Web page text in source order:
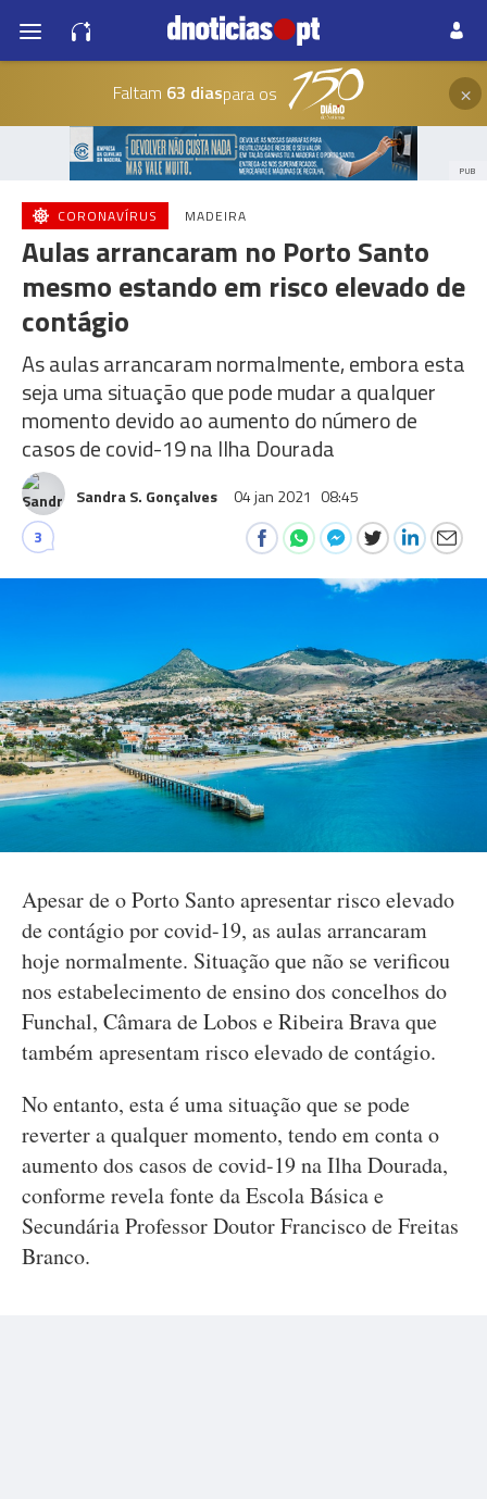
Faltam 63 diaspara os ×
PUB
CORONAVÍRUS MADEIRA
Aulas arrancaram no Porto Santo
mesmo estando em risco elevado de
contágio
As aulas arrancaram normalmente, embora esta
seja uma situação que pode mudar a qualquer
momento devido ao aumento do número de
casos de covid-19 na Ilha Dourada
Sandra S. Gonçalves 04 jan 2021 08:45
3
Apesar de o Porto Santo apresentar risco elevado
de contágio por covid-19, as aulas arrancaram
hoje normalmente. Situação que não se verificou
nos estabelecimento de ensino dos concelhos do
Funchal, Câmara de Lobos e Ribeira Brava que
também apresentam risco elevado de contágio.
No entanto, esta é uma situação que se pode
reverter a qualquer momento, tendo em conta o
aumento dos casos de covid-19 na Ilha Dourada,
conforme revela fonte da Escola Básica e
Secundária Professor Doutor Francisco de Freitas
Branco.